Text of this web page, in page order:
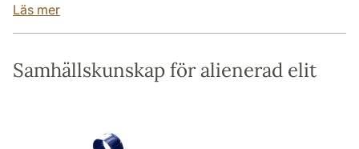
Läs mer
Samhällskunskap för alienerad elit